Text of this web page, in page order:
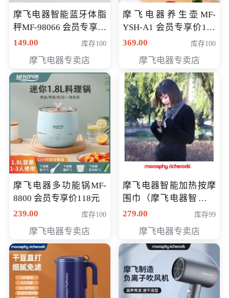
摩飞电器智能蓝牙体脂
秤MF-98066 会员专享价
98元
149.00 库存100
摩飞电器专卖店
摩飞电器养生壶MF-
YSH-A1 会员专享价198
元
369.00 库存100
摩飞电器专卖店
摩飞电器多功能锅MF-
8800 会员专享价118元
239.00
库存100
摩飞电器专卖店
摩飞电器智能加热按摩
围巾（摩飞电器智能加
热按摩围脖） 会员专享
279.00 库存99
摩飞电器专卖店